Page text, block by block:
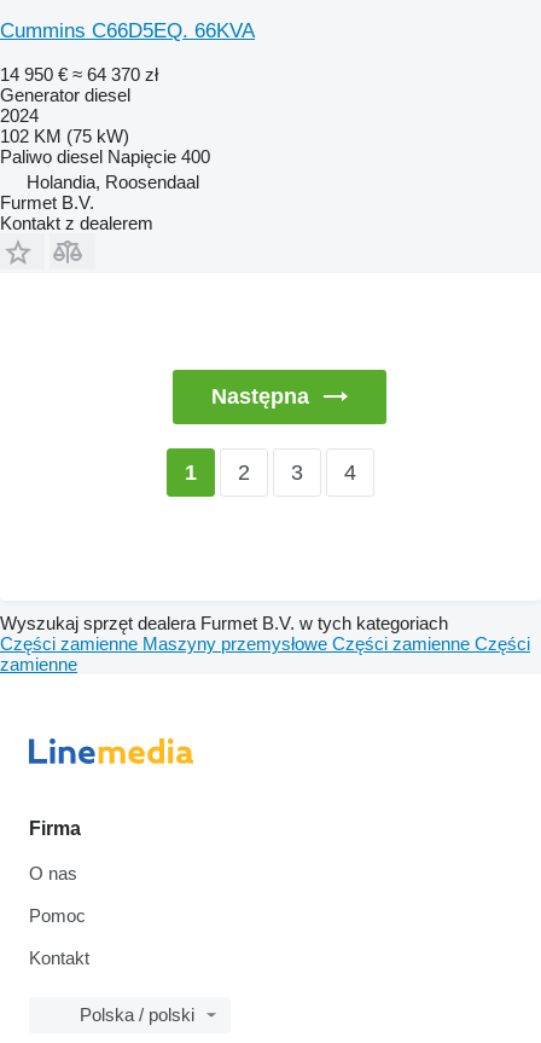
Cummins C66D5EQ. 66KVA
14 950 € ≈ 64 370 zł
Generator diesel
2024
102 KM (75 kW)
Paliwo diesel Napięcie 400
Holandia, Roosendaal
Furmet B.V.
Kontakt z dealerem
Następna
1 2 3 4
Wyszukaj sprzęt dealera Furmet B.V. w tych kategoriach
Części zamienne Maszyny przemysłowe Części zamienne Części
zamienne
Firma
O nas
Pomoc
Kontakt
Polska / polski